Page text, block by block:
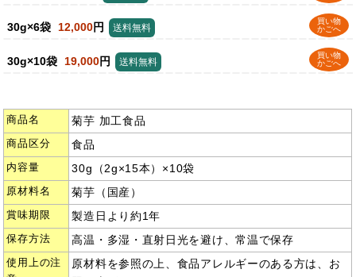
30g×6袋 12,000円
買い物
かごへ
送料無料
30g×10袋 19,000円
買い物
かごへ
送料無料
商品名 菊芋 加工食品
商品区分 食品
内容量 30g（2g×15本）×10袋
原材料名 菊芋（国産）
賞味期限 製造日より約1年
保存方法 高温・多湿・直射日光を避け、常温で保存
使用上の注
原材料を参照の上、食品アレルギーのある方は、お